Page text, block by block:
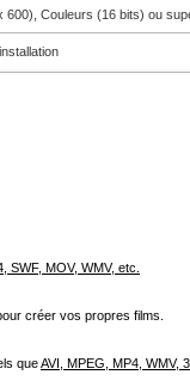
600), Couleurs (16 bits) ou
SWF, MOV, WMV, etc.
créer vos propres films.
queAVI, MPEG, MP4, WMV,